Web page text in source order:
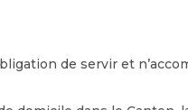
de servir et